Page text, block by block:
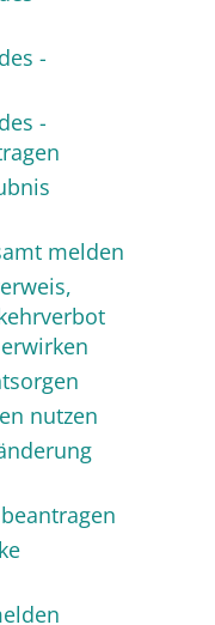
-
-
melden
nutzen